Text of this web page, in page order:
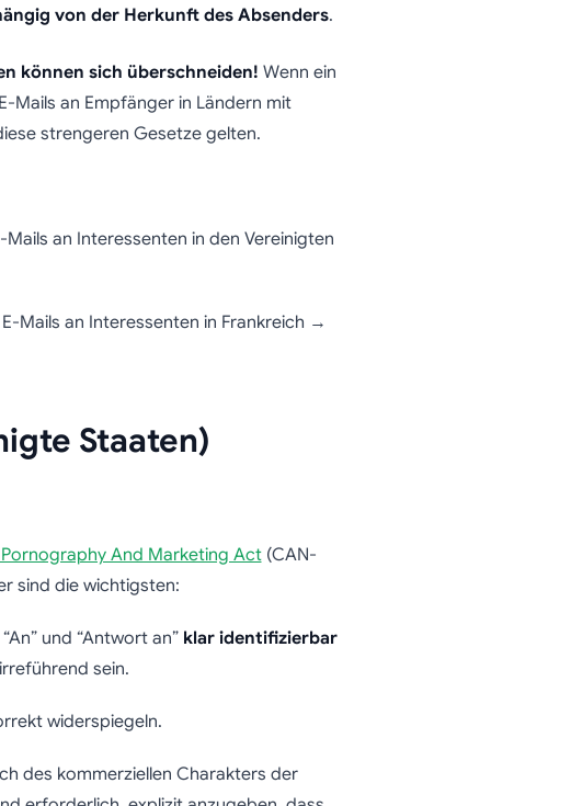
von der Herkunft des Absenders.
können sich überschneiden! Wenn ein
Mails an Empfänger in Ländern mit
strengeren Gesetze gelten.
an Interessenten in den Vereinigten
Mails an Interessenten in Frankreich →
Staaten)
And Marketing Act(CAN-
sind die wichtigsten:
und “Antwort an” klar identifizierbar
sein.
widerspiegeln.
des kommerziellen Charakters der